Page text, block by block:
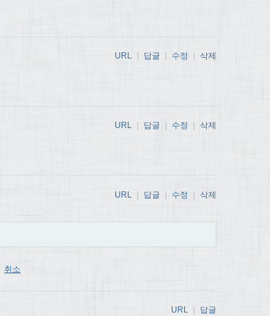
URL 답글 수정 삭제
URL 답글 수정 삭제
취소
URL | 답글 | 수정 | 삭제
URL 답글